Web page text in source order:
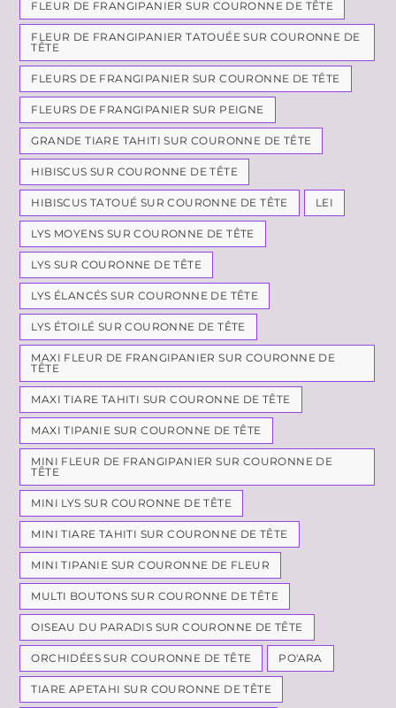
FLEUR DE FRANGIPANIER SUR COURONNE DE TÊTE
FLEUR DE FRANGIPANIER TATOUÉE SUR COURONNE DE
TÊTE
FLEURS DE FRANGIPANIER SUR COURONNE DE TÊTE
FLEURS DE FRANGIPANIER SUR PEIGNE
GRANDE TIARE TAHITI SUR COURONNE DE TÊTE
HIBISCUS SUR COURONNE DE TÊTE
HIBISCUS TATOUÉ SUR COURONNE DE TÊTE LEI
LYS MOYENS SUR COURONNE DE TÊTE
LYS SUR COURONNE DE TÊTE
LYS ÉLANCÉS SUR COURONNE DE TÊTE
LYS ÉTOILÉ SUR COURONNE DE TÊTE
MAXI FLEUR DE FRANGIPANIER SUR COURONNE DE
TÊTE
MAXI TIARE TAHITI SUR COURONNE DE TÊTE
MAXI TIPANIE SUR COURONNE DE TÊTE
MINI FLEUR DE FRANGIPANIER SUR COURONNE DE
TÊTE
MINI LYS SUR COURONNE DE TÊTE
MINI TIARE TAHITI SUR COURONNE DE TÊTE
MINI TIPANIE SUR COURONNE DE FLEUR
MULTI BOUTONS SUR COURONNE DE TÊTE
OISEAU DU PARADIS SUR COURONNE DE TÊTE
ORCHIDÉES SUR COURONNE DE TÊTE PO'ARA
TIARE APETAHI SUR COURONNE DE TÊTE